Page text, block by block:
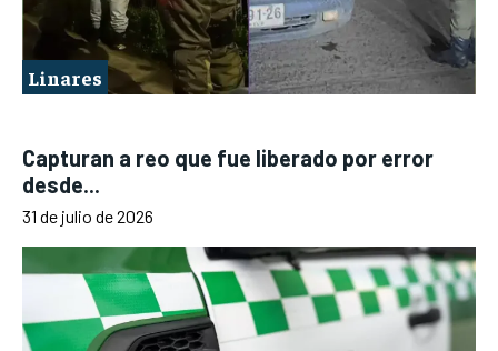
Linares
Capturan a reo que fue liberado por error
desde...
31 de julio de 2026